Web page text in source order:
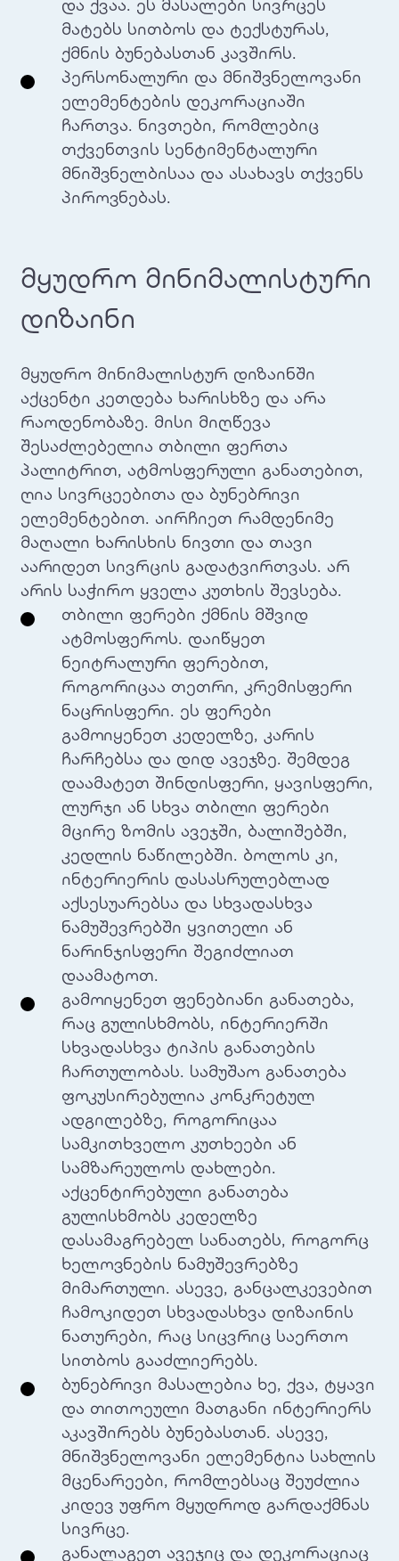
და ქვაა. ეს მასალები სივრცეს
მატებს სითბოს და ტექსტურას,
ქმნის ბუნებასთან კავშირს.
პერსონალური და მნიშვნელოვანი
ელემენტების დეკორაციაში
ჩართვა. ნივთები, რომლებიც
თქვენთვის სენტიმენტალური
მნიშვნელბისაა და ასახავს თქვენს
პიროვნებას.
მყუდრო მინიმალისტური
დიზაინი
მყუდრო მინიმალისტურ დიზაინში
აქცენტი კეთდება ხარისხზე და არა
რაოდენობაზე. მისი მიღწევა
შესაძლებელია თბილი ფერთა
პალიტრით, ატმოსფერული განათებით,
ღია სივრცეებითა და ბუნებრივი
ელემენტებით. აირჩიეთ რამდენიმე
მაღალი ხარისხის ნივთი და თავი
აარიდეთ სივრცის გადატვირთვას. არ
არის საჭირო ყველა კუთხის შევსება.
თბილი ფერები ქმნის მშვიდ
ატმოსფეროს. დაიწყეთ
ნეიტრალური ფერებით,
როგორიცაა თეთრი, კრემისფერი
ნაცრისფერი. ეს ფერები
გამოიყენეთ კედელზე, კარის
ჩარჩებსა და დიდ ავეჯზე. შემდეგ
დაამატეთ შინდისფერი, ყავისფერი,
ლურჯი ან სხვა თბილი ფერები
მცირე ზომის ავეჯში, ბალიშებში,
კედლის ნაწილებში. ბოლოს კი,
ინტერიერის დასასრულებლად
აქსესუარებსა და სხვადასხვა
ნამუშევრებში ყვითელი ან
ნარინჯისფერი შეგიძლიათ
დაამატოთ.
გამოიყენეთ ფენებიანი განათება,
რაც გულისხმობს, ინტერიერში
სხვადასხვა ტიპის განათების
ჩართულობას. სამუშაო განათება
ფოკუსირებულია კონკრეტულ
ადგილებზე, როგორიცაა
სამკითხველო კუთხეები ან
სამზარეულოს დახლები.
აქცენტირებული განათება
გულისხმობს კედელზე
დასამაგრებელ სანათებს, როგორც
ხელოვნების ნამუშევრებზე
მიმართული. ასევე, განცალკევებით
ჩამოკიდეთ სხვადასხვა დიზაინის
ნათურები, რაც სიცვრიც საერთო
სითბოს გააძლიერებს.
ბუნებრივი მასალებია ხე, ქვა, ტყავი
და თითოეული მათგანი ინტერიერს
აკავშირებს ბუნებასთან. ასევე,
მნიშვნელოვანი ელემენტია სახლის
მცენარეები, რომლებსაც შეუძლია
კიდევ უფრო მყუდროდ გარდაქმნას
სივრცე.
განალაგეთ ავეჯიც და დეკორაციაც